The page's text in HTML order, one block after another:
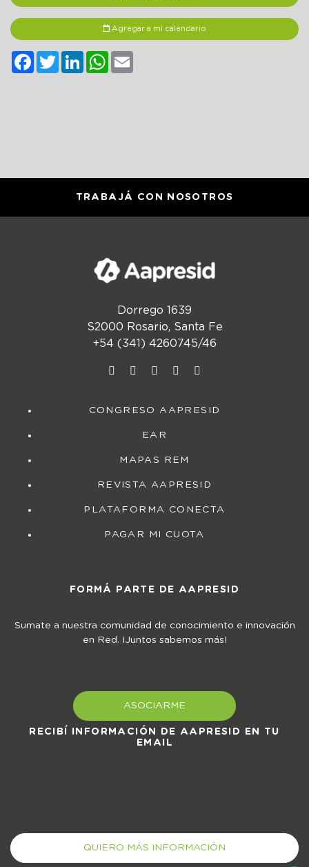
Agregar a mi calendario
Facebook
TwitterLinkedInWhatsApp
TRABAJÁ CON NOSOTROS
Dorrego 1639
S2000 Rosario, Santa Fe
+54 (341) 4260745/46
CONGRESO AAPRESID
EAR
MAPAS REM
REVISTA AAPRESID
PLATAFORMA CONECTA
PAGAR MI CUOTA
FORMÁ PARTE DE AAPRESID
Sumate a nuestra comunidad de conocimiento e innovación
en Red. ¡Juntos sabemos más!
ASOCIARME
RECIBÍ INFORMACIÓN DE AAPRESID EN TU
EMAIL
QUIERO MÁS INFORMACIÓN